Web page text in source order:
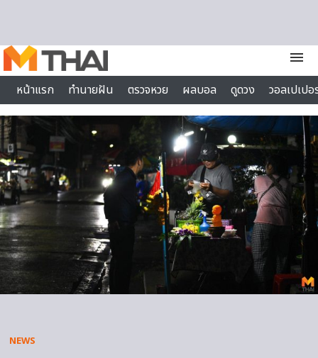
menu
หน้าแรก
ทำนายฝัน ตรวจหวย ผลบอล ดูดวง
วอลเปเป
ไลฟ์สไตล์
NEWS